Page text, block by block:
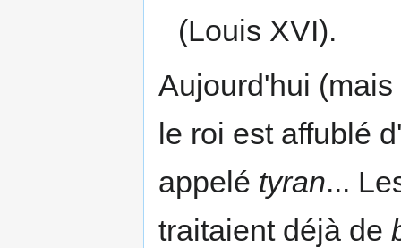
(Louis XVI).
Aujourd'hui
le roi est affublé
appelé tyran...
traitaient déjà de